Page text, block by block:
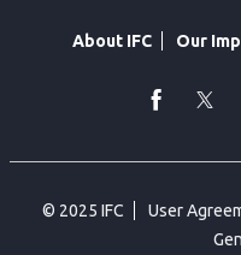
About IFC Our
© 2025 IFC User